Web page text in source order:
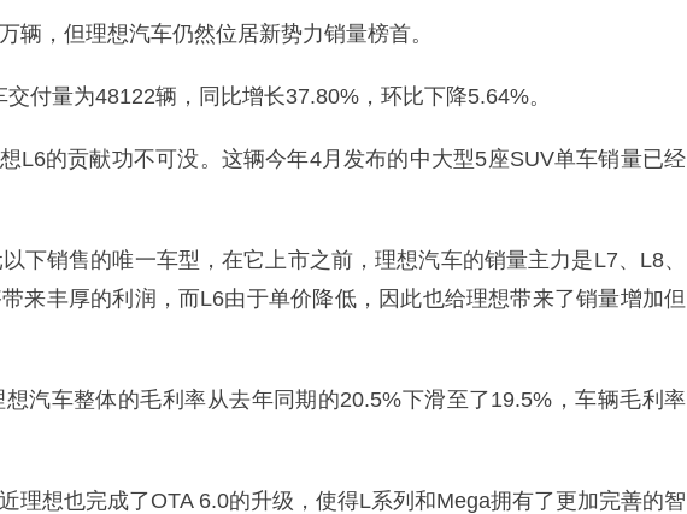
辆，但理想汽车仍然位居新势力销量榜首。
付量为48122辆，同比增长37.80%，环比下降5.64%。
L6的贡献功不可没。这辆今年4月发布的中大型5座SUV单车销量已经
下销售的唯一车型，在它上市之前，理想汽车的销量主力是L7、L8、
来丰厚的利润，而L6由于单价降低，因此也给理想带来了销量增加但
汽车整体的毛利率从去年同期的20.5%下滑至了19.5%，车辆毛利率
理想也完成了OTA 6.0的升级，使得L系列和Mega拥有了更加完善的智